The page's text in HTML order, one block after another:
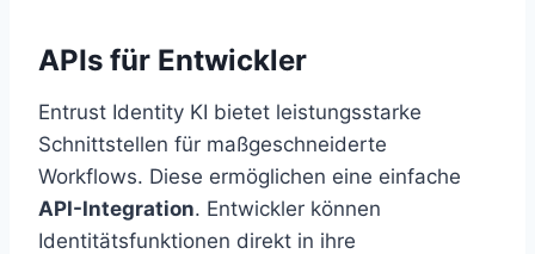
APIs für Entwickler
Entrust Identity KI bietet leistungsstarke
Schnittstellen für maßgeschneiderte
Workflows. Diese ermöglichen eine einfache
API-Integration. Entwickler können
Identitätsfunktionen direkt in ihre